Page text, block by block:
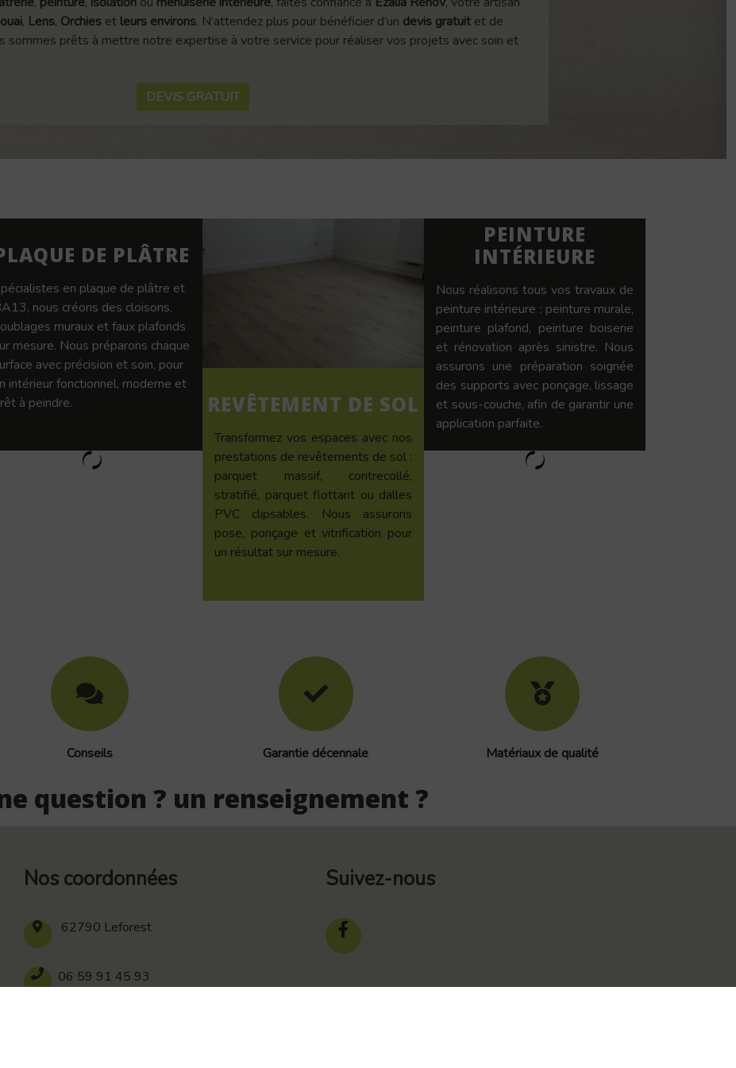
, Lens, Orchies et leurs environs. N’attendez plus pour bénéficier d’un devis gratuit et de
sommes prêts à mettre notre expertise à votre service pour réaliser vos projets avec soin et
DEVIS GRATUIT
DE PLÂTRE
en plaque de plâtre et
nous créons des cloisons,
muraux et faux plafonds
mesure. Nous préparons chaque
avec précision et soin, pour
intérieur fonctionnel, moderne et
à peindre.
REVÊTEMENT DE SOL
Transformez vos espaces avec nos
prestations de revêtements de sol :
parquet massif, contrecollé,
stratifié, parquet flottant ou dalles
PVC clipsables. Nous assurons
pose, ponçage et vitrification pour
un résultat sur mesure.
PEINTURE
INTÉRIEURE
Nous réalisons tous vos travaux de
peinture intérieure : peinture murale,
peinture plafond, peinture boiserie
et rénovation après sinistre. Nous
assurons une préparation soignée
des supports avec ponçage, lissage
et sous-couche, afin de garantir une
application parfaite.
Conseils Garantie décennale Matériaux de qualité
question ? un renseignement ?
Nos coordonnées
62790 Leforest
06 59 91 45 93
Suivez-nous